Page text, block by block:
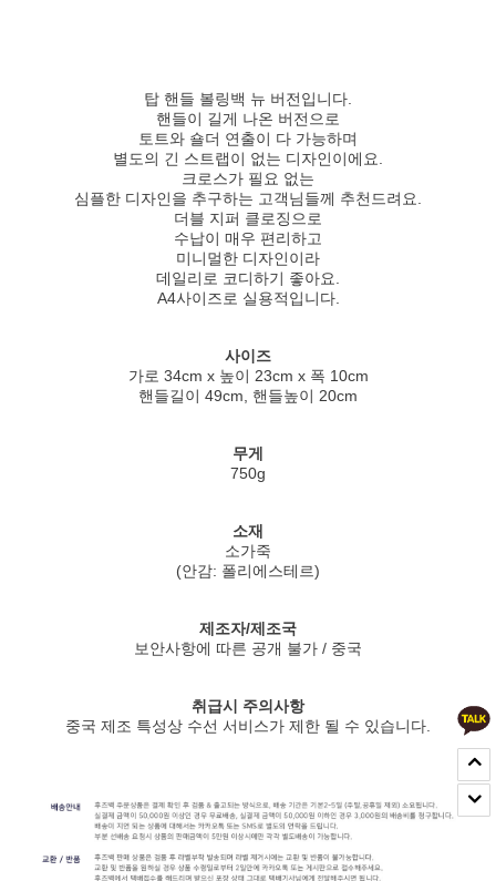
탑 핸들 볼링백 뉴 버전입니다.
핸들이 길게 나온 버전으로
토트와 숄더 연출이 다 가능하며
별도의 긴 스트랩이 없는 디자인이에요.
크로스가 필요 없는
심플한 디자인을 추구하는 고객님들께 추천드려요.
더블 지퍼 클로징으로
수납이 매우 편리하고
미니멀한 디자인이라
데일리로 코디하기 좋아요.
A4사이즈로 실용적입니다.
사이즈
가로 34cm x 높이 23cm x 폭 10cm
핸들길이 49cm, 핸들높이 20cm
무게
750g
소재
소가죽
(안감: 폴리에스테르)
제조자/제조국
보안사항에 따른 공개 불가 / 중국
취급시 주의사항
중국 제조 특성상 수선 서비스가 제한 될 수 있습니다.